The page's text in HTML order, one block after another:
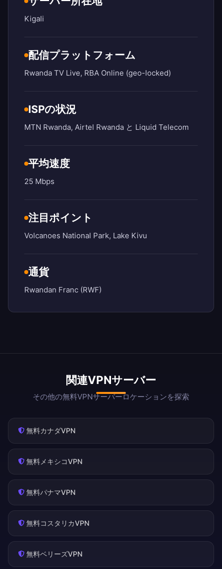
Kigali
配信プラットフォーム
Rwanda TV Live, RBA Online (geo-locked)
ISPの状況
MTN Rwanda, Airtel Rwanda と Liquid Telecom
平均速度
25 Mbps
注目ポイント
Volcanoes National Park, Lake Kivu
通貨
Rwandan Franc (RWF)
関連VPNサーバー
その他の無料VPNサーバーロケーションを探索
無料カナダVPN
無料メキシコVPN
無料パナマVPN
無料コスタリカVPN
無料ベリーズVPN